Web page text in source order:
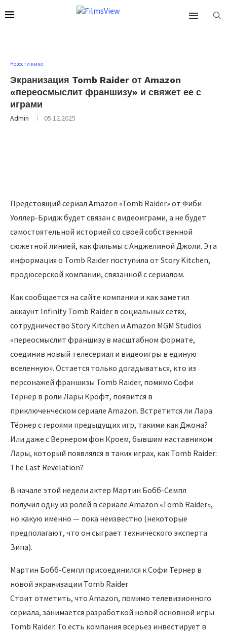
Новости кино
Экранизация Tomb Raider от Amazon
«переосмыслит франшизу» и свяжет ее с
играми
Admin 05.12.2025
Предстоящий сериал Amazon «Tomb Raider» от Фиби
Уоллер-Бридж будет связан с видеоиграми, а не будет
самостоятельной историей со своей собственной
сюжетной линией, как фильмы с Анджелиной Джоли. Эта
информация о Tomb Raider поступила от Story Kitchen,
продюсерской компании, связанной с сериалом.
Как сообщается на сайте компании и как заметил
аккаунт Infinity Tomb Raider в социальных сетях,
сотрудничество Story Kitchen и Amazon MGM Studios
«переосмыслит франшизу в масштабном формате,
соединив новый телесериал и видеоигры в единую
вселенную». Остается только догадываться, кто из
персонажей франшизы Tomb Raider, помимо Софи
Тёрнер в роли Лары Крофт, появится в
приключенческом сериале Amazon. Встретится ли Лара
Тёрнер с героями предыдущих игр, такими как Джона?
Или даже с Вернером фон Кроем, бывшим наставником
Лары, который появлялся в таких играх, как Tomb Raider:
The Last Revelation?
В начале этой недели актер Мартин Бобб-Семпл
получил одну из ролей в сериале Amazon «Tomb Raider»,
но какую именно — пока неизвестно (некоторые
предполагают, что он сыграет технического эксперта
Зипа).
Мартин Бобб-Семпл присоединился к Софи Тернер в
новой экранизации Tomb Raider
Стоит отметить, что Amazon, помимо телевизионного
сериала, занимается разработкой новой основной игры
Tomb Raider. То есть компания всерьез инвестирует в